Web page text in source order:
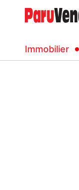
Immobilier